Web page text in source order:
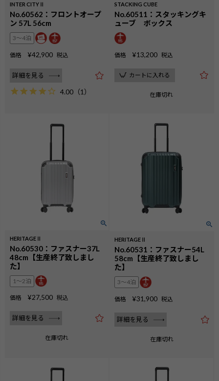
INTER CITYⅡ
No.60562：フロントオープ
ン 57L 56cm
3〜4泊
価格 ¥42,900 税込
詳細を見る
4.00 （1）
STACKING CUBE
No.60511：スタッキングキ
ューブ ボックス
価格 ¥13,200 税込
カートに入れる
在庫切れ
HERITAGEⅡ
No.60530：ファスナー37L
48cm【生産終了致しまし
た】
1〜2泊
価格 ¥27,500 税込
詳細を見る
在庫切れ
HERITAGEⅡ
No.60531：ファスナー54L
58cm【生産終了致しまし
た】
3〜4泊
価格 ¥31,900 税込
詳細を見る
在庫切れ